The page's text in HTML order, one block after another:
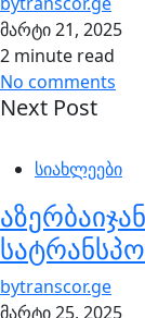
მარტი 21, 2025
2 minute read
No comments
Next Post
სიახლეები
bytranscor.ge
მარტი 25, 2025